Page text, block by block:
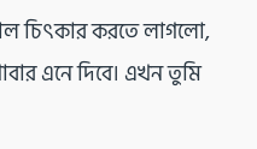
চিৎকার করতে লাগলো,
এনে দিবে। এখন তুমি